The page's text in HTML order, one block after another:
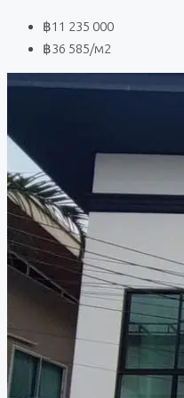
฿11 235 000
฿36 585/м2